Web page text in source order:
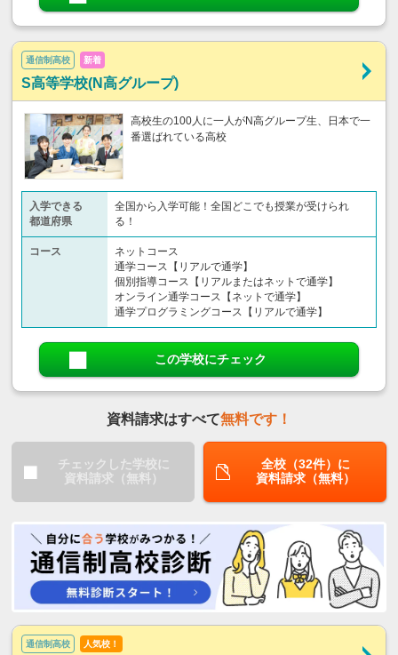
通信制高校 新着
S高等学校(N高グループ)
高校生の100人に一人がN高グループ生、日本で一
番選ばれている高校
入学できる
都道府県
全国から入学可能！全国どこでも授業が受けられ
る！
コース
ネットコース
通学コース【リアルで通学】
個別指導コース【リアルまたはネットで通学】
オンライン通学コース【ネットで通学】
通学プログラミングコース【リアルで通学】
この学校にチェック
資料請求はすべて無料です！
チェックした学校に
資料請求（無料）
全校（32件）に
資料請求（無料）
通信制高校 人気校！